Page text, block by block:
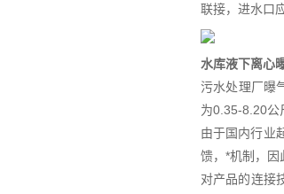
联接，进水口
水库液下离心
污水处理厂曝
为0.35-8.20公
由于国内行业
馈，*机制，因
对产品的连接